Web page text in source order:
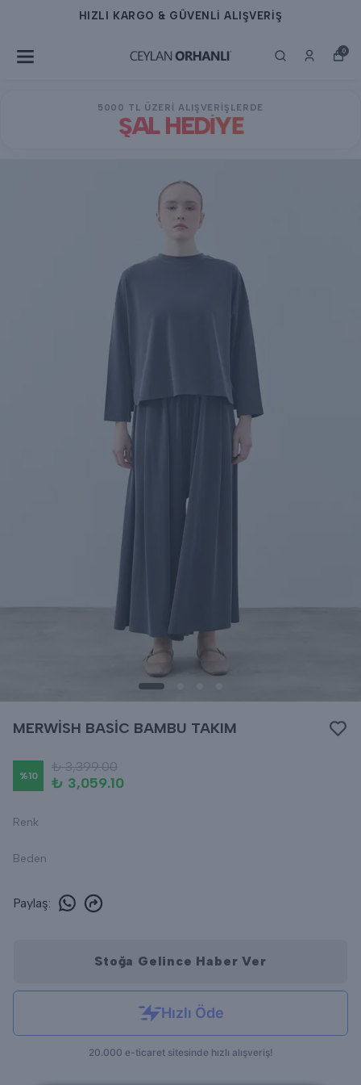
HIZLI KARGO & GÜVENLİ ALIŞVERİŞ
0
5000 TL ÜZERİ ALIŞVERİŞLERDE
ŞAL HEDİYE
MERWİSH BASİC BAMBU TAKIM
%10
₺ 3,399.00
₺ 3,059.10
Renk
Beden
Paylaş:
Stoğa Gelince Haber Ver